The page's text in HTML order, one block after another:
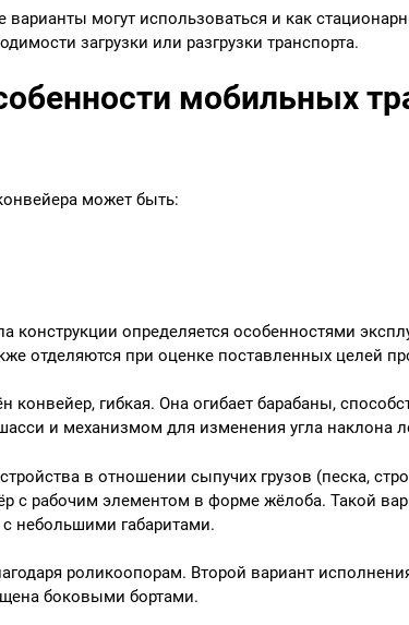
могут использоваться и как
загрузки или разгрузки транспорта.
мобильных
может быть:
конструкции определяется особенностями
отделяются при оценке поставленных целей
конвейер, гибкая. Она огибает барабаны,
и механизмом для изменения угла наклона
в отношении сыпучих грузов (песка,
с рабочим элементом в форме жёлоба. Такой
небольшими габаритами.
роликоопорам. Второй вариант
боковыми бортами.